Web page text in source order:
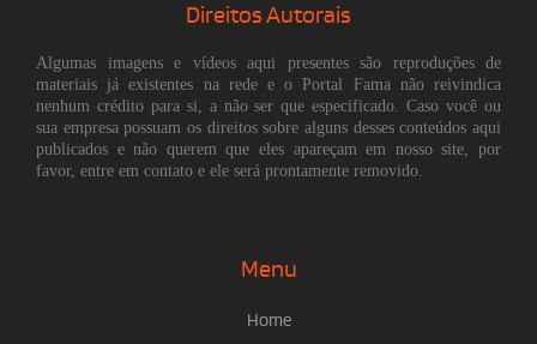
Direitos Autorais
Algumas imagens e vídeos aqui presentes são reproduções de
materiais já existentes na rede e o Portal Fama não reivindica
nenhum crédito para si, a não ser que especificado. Caso você ou
sua empresa possuam os direitos sobre alguns desses conteúdos aqui
publicados e não querem que eles apareçam em nosso site, por
favor, entre em contato e ele será prontamente removido.
Menu
Home